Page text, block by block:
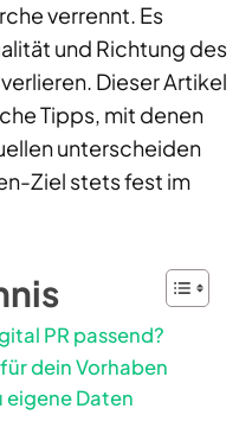
verrennt. Es
und Richtung des
Dieser Artikel
Tipps, mit denen
unterscheiden
Ziel stets fest im
PR passend?
dein Vorhaben
eigene Daten